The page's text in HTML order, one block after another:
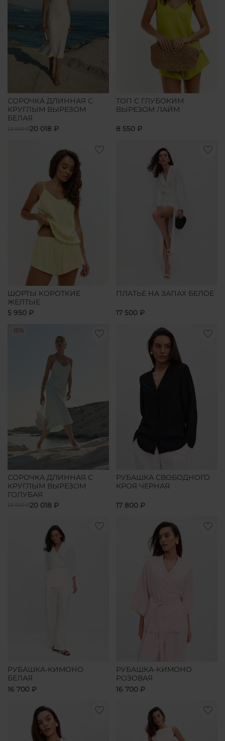
СОРОЧКА ДЛИННАЯ С
КРУГЛЫМ ВЫРЕЗОМ
БЕЛАЯ
23 550 ₽20 018 ₽
ТОП С ГЛУБОКИМ
ВЫРЕЗОМ ЛАЙМ
8 550 ₽
ШОРТЫ КОРОТКИЕ
ЖЕЛТЫЕ
5 950 ₽
ПЛАТЬЕ НА ЗАПАХ БЕЛОЕ
17 500 ₽
-15%
СОРОЧКА ДЛИННАЯ С
КРУГЛЫМ ВЫРЕЗОМ
ГОЛУБАЯ
23 550 ₽20 018 ₽
РУБАШКА СВОБОДНОГО
КРОЯ ЧЕРНАЯ
17 800 ₽
РУБАШКА-КИМОНО
БЕЛАЯ
16 700 ₽
РУБАШКА-КИМОНО
РОЗОВАЯ
16 700 ₽